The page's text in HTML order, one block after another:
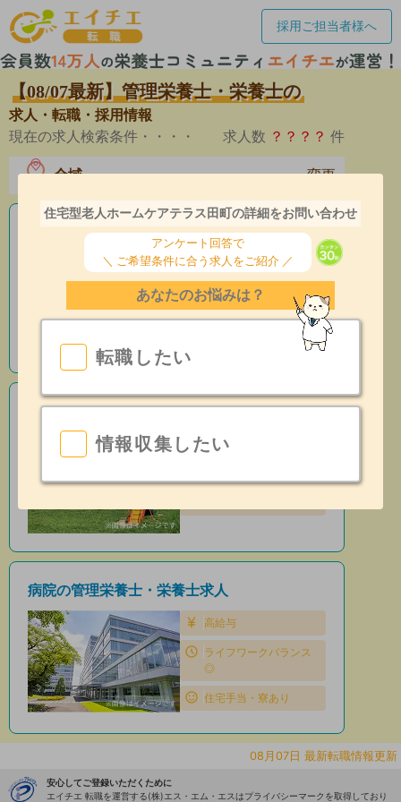
採用ご担当者様へ
【08/07最新】管理栄養士・栄養士の
求人・転職・採用情報
現在の求人検索条件・・・・
求人数 ？？？？ 件
全域 変更
老人ホームの栄養士求人
産休育休制度有
昇給あり
指導環境充実
保育園の管理栄養士・栄養士求人
住宅手当・寮あり
病院の管理栄養士・栄養士求人
高給与
ライフワークバランス
◎
住宅手当・寮あり
住宅型老人ホームケアテラス田町の詳細をお問い合わせ
アンケート回答で
＼ ご希望条件に合う求人をご紹介 ／
あなたのお悩みは？
転職したい
情報収集したい
08月07日 最新転職情報更新
安心してご登録いただくために
エイチエ 転職を運営する(株)エス・エム・エスはプライバシーマークを取得しており